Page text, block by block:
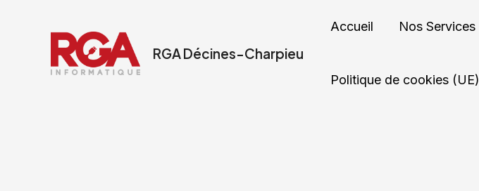
RGA Décines-Charpieu
Accueil Nos Services
Politique de cookies (UE)